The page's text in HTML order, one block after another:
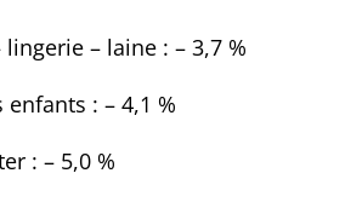
– laine : – 3,7 %
enfants : – 4,1 %
: – 5,0 %